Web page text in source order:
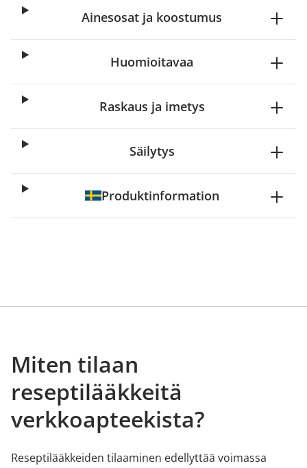
Ainesosat ja koostumus
Huomioitavaa
Raskaus ja imetys
Säilytys
Produktinformation
Miten tilaan
reseptilääkkeitä
verkkoapteekista?
Reseptilääkkeiden tilaaminen edellyttää voimassa